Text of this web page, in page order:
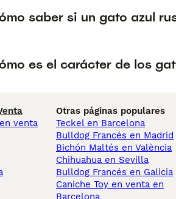
saber si un gato azul
es el carácter de los
venta
Otras páginas populares
Teckel en Barcelona
Bulldog Francés en Madrid
Bichón Maltés en València
Chihuahua en Sevilla
Bulldog Francés en Galicia
Caniche Toy en venta en
Barcelona